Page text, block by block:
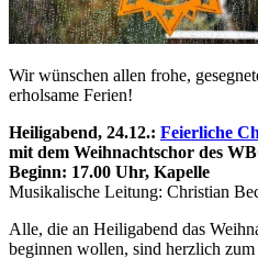
Wir wünschen allen frohe,
erholsame Ferien!
Heiligabend, 24.12.: Feierliche
mit dem Weihnachtschor des
Beginn: 17.00 Uhr, Kapelle
Musikalische Leitung: Christian
Alle, die an Heiligabend das
beginnen wollen, sind herzlich zum